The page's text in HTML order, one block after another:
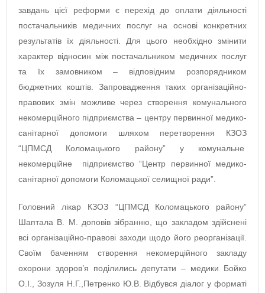
завдань цієї реформи є перехід до оплати діяльності
постачальників медичних послуг на основі конкретних
результатів їх діяльності. Для цього необхідно змінити
характер відносин між постачальником медичних послуг
та їх замовником – відповідним розпорядником
бюджетних коштів. Запровадження таких організаційно-
правових змін можливе через створення комунального
некомерційного підприємства – центру первинної медико-
санітарної допомоги шляхом перетворення КЗОЗ
“ЦПМСД Коломацького району” у комунальне
некомерційне підприємство “Центр первинної медико-
санітарної допомоги Коломацької селищної ради”.
Головний лікар КЗОЗ “ЦПМСД Коломацького району”
Шаптала В. М. доповів зібранню, що закладом здійснені
всі організаційно-правові заходи щодо його реорганізації.
Своїм баченням створення некомерційного закладу
охорони здоров’я поділились депутати – медики Бойко
О.І., Зозуля Н.Г.,Петренко Ю.В. Відбувся діалог у форматі